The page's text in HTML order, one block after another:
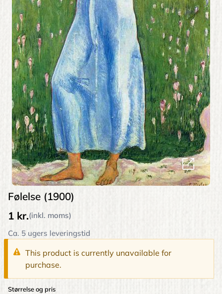
Følelse (1900)
1 kr.(inkl. moms)
Ca. 5 ugers leveringstid
This product is currently unavailable for
purchase.
Størrelse og pris